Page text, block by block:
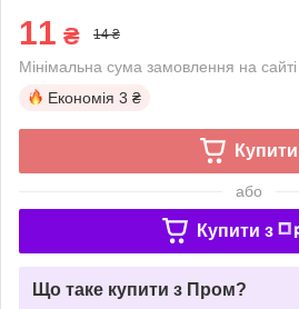
11 ₴ 14 ₴
Мінімальна сума замовлення на
Економія 3 ₴
Купити
або
Купити з
Що таке купити з Пром?